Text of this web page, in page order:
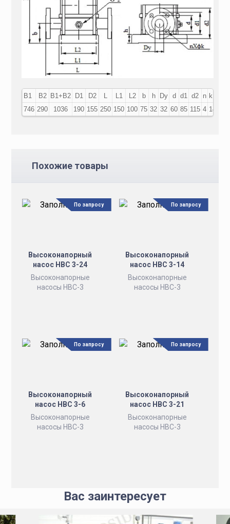
В1 В2 В1+В2 D1 D2 L1 L2 b h Dy d d1 d2 n k
746 290 1036 190 155 250 150 100 75 32 32 60 85 115 4 14
Похожие товары
Высоконапорный
насос НВС 3-24
Высоконапорные
насосы НВС-3
По запросу
Высоконапорный
насос НВС 3-14
Высоконапорные
насосы НВС-3
По запросу
Высоконапорный
насос НВС 3-6
Высоконапорные
насосы НВС-3
По запросу
Высоконапорный
насос НВС 3-21
Высоконапорные
насосы НВС-3
По запросу
Вас заинтересует